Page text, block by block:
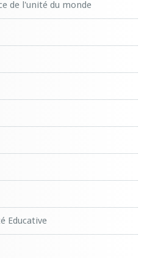
de l'unité du monde
Educative